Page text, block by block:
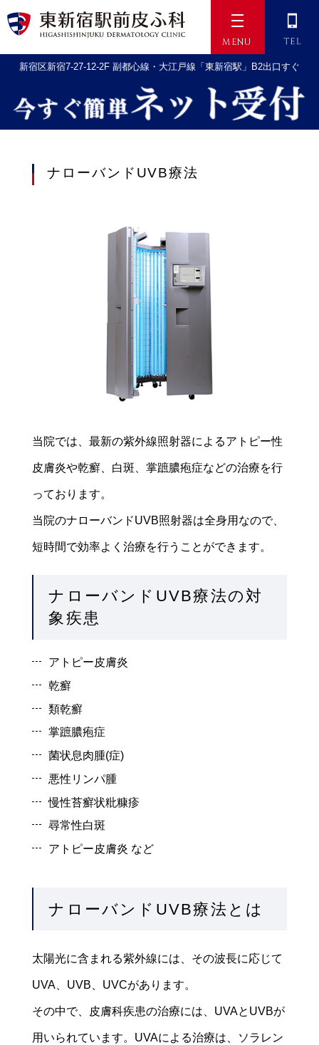
新宿の光線療法｜アト
新宿区新宿7-27-12-2F 副都心線・大江戸線 「東新宿駅」B2出口すぐ
MENU
Top＞ 診療案内＞ ナローバンドUVB療法
ナローバンドUVB療法
当院では、最新の紫外線照射器によるアトピー性
皮膚炎や乾癬、白斑、掌蹠膿疱症などの治療を行
っております。
当院のナローバンドUVB照射器は全身用なので、
短時間で効率よく治療を行うことができます。
ナローバンドUVB療法の対
象疾患
アトピー皮膚炎
乾癬
類乾癬
掌蹠膿疱症
菌状息肉腫(症)
悪性リンパ腫
慢性苔癬状粃糠疹
尋常性白斑
アトピー皮膚炎 など
ナローバンドUVB療法とは
太陽光に含まれる紫外線には、その波長に応じて
UVA、UVB、UVCがあります。
その中で、皮膚科疾患の治療には、UVAとUVBが
用いられています。UVAによる治療は、ソラレン